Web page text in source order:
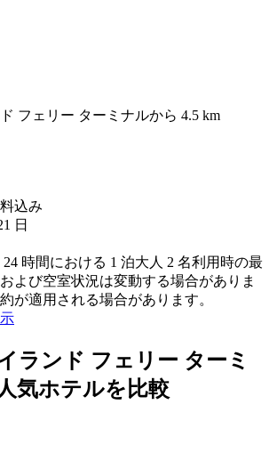
フェリー ターミナルから 4.5 km
込み
日
時間における 1 泊大人 2 名利用時の最
よび空室状況は変動する場合がありま
が適用される場合があります。
ランド フェリー ターミ
気ホテルを比較